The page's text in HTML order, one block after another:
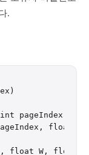
.
pageIndex,
W, float